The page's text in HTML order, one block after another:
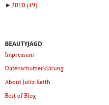
►2010(49)
BEAUTYJAGD
Impressum
Datenschutzerklärung
About Julia Keith
Best of Blog